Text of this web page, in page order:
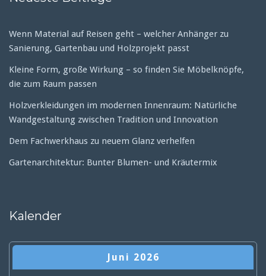
Wenn Material auf Reisen geht – welcher Anhänger zu
Sanierung, Gartenbau und Holzprojekt passt
Kleine Form, große Wirkung – so finden Sie Möbelknöpfe,
die zum Raum passen
Holzverkleidungen im modernen Innenraum: Natürliche
Wandgestaltung zwischen Tradition und Innovation
Dem Fachwerkhaus zu neuem Glanz verhelfen
Gartenarchitektur: Bunter Blumen- und Kräutermix
Kalender
Juni 2026